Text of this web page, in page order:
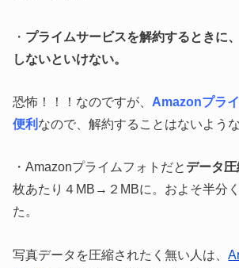
・ プライムサービスを解約するときに
しないといけない。
恐怖！！！なのですが、 Amazonプラ
便利 なので、解約することはないよう
・Amazonプライムフォトだと データ
枚あたり４MB→２MBに。およそ半分
た。
写真データを圧縮されたく無い人は、